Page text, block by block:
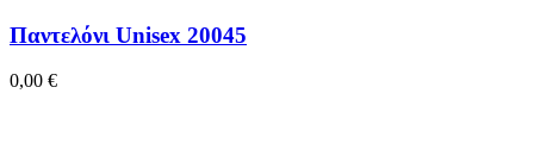
Παντελόνι Unisex 20045
0,00 €